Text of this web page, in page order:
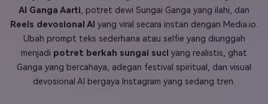
FAQs Hubungi Kami
Tips & Tutorial AI
Masuk
Berkreasi dengan AI
AI Ganga Aarti, potret dewi Sungai Ganga yang ilahi, dan
Reels devosional AI yang viral secara instan dengan Media.io.
Ubah prompt teks sederhana atau selfie yang diunggah
menjadi potret berkah sungai suci yang realistis, ghat
Ganga yang bercahaya, adegan festival spiritual, dan visual
devosional AI bergaya Instagram yang sedang tren.